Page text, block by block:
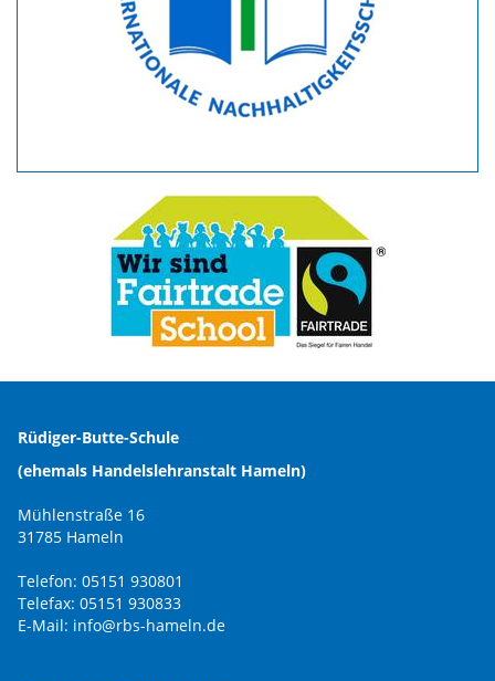
Rüdiger-Butte-Schule
(ehemals Handelslehranstalt Hameln)
Mühlenstraße 16
31785 Hameln
Telefon: 05151 930801
Telefax: 05151 930833
E-Mail: info@rbs-hameln.de